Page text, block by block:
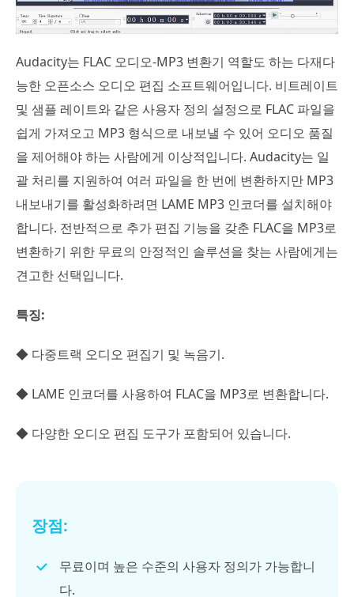
Audacity는 FLAC 오디오-MP3 변환기 역할도 하는 다재다
능한 오픈소스 오디오 편집 소프트웨어입니다. 비트레이트
및 샘플 레이트와 같은 사용자 정의 설정으로 FLAC 파일을
쉽게 가져오고 MP3 형식으로 내보낼 수 있어 오디오 품질
을 제어해야 하는 사람에게 이상적입니다. Audacity는 일
괄 처리를 지원하여 여러 파일을 한 번에 변환하지만 MP3
내보내기를 활성화하려면 LAME MP3 인코더를 설치해야
합니다. 전반적으로 추가 편집 기능을 갖춘 FLAC을 MP3로
변환하기 위한 무료의 안정적인 솔루션을 찾는 사람에게는
견고한 선택입니다.
특징:
◆ 다중트랙 오디오 편집기 및 녹음기.
◆ LAME 인코더를 사용하여 FLAC을 MP3로 변환합니다.
◆ 다양한 오디오 편집 도구가 포함되어 있습니다.
장점:
무료이며 높은 수준의 사용자 정의가 가능합니
다.